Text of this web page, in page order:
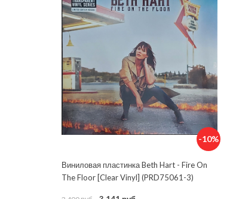
-10%
Виниловая пластинка Beth Hart - Fire On
The Floor [Clear Vinyl] (PRD75061-3)